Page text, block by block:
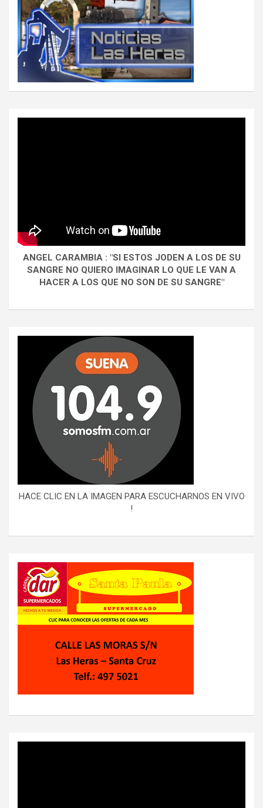
ANGEL CARAMBIA : "SI ESTOS JODEN A LOS DE SU
SANGRE NO QUIERO IMAGINAR LO QUE LE VAN A
HACER A LOS QUE NO SON DE SU SANGRE"
HACE CLIC EN LA IMAGEN PARA ESCUCHARNOS EN VIVO
!